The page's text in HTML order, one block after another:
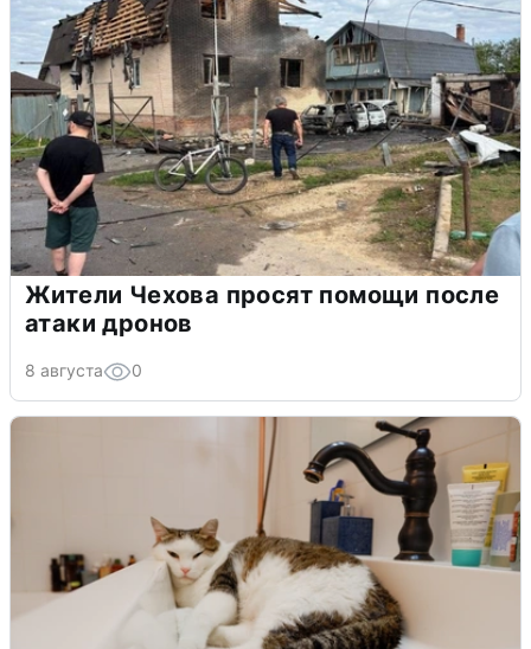
Жители Чехова просят помощи после
атаки дронов
8 августа 0